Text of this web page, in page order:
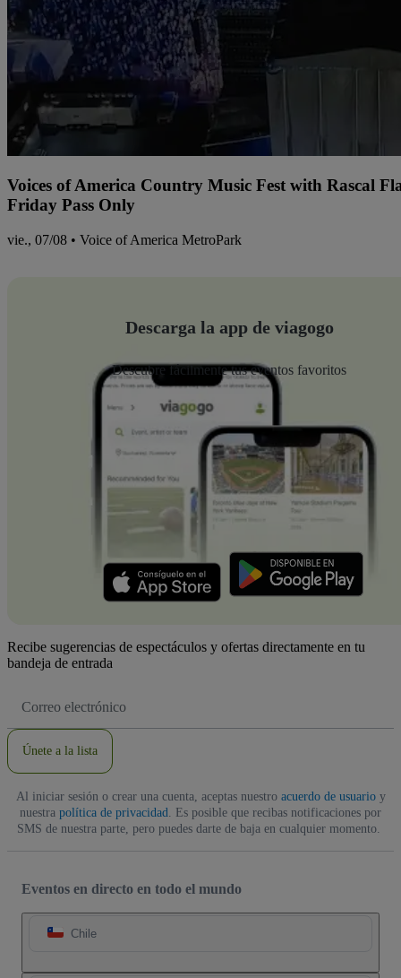
Voices of America Country Music Fest with Rascal
Friday Pass Only
vie., 07/08 • Voice of America MetroPark
Descarga la app de viagogo
Descubre fácilmente tus eventos favoritos
Recibe sugerencias de espectáculos y ofertas directamente en tu
bandeja de entrada
de
Únete a la lista
Al iniciar sesión o crear una cuenta, aceptas nuestro acuerdo de usuarioy
nuestra política de privacidad. Es posible que recibas notificaciones por
SMS de nuestra parte, pero puedes darte de baja en cualquier momento.
Eventos en directo en todo el mundo
Chile